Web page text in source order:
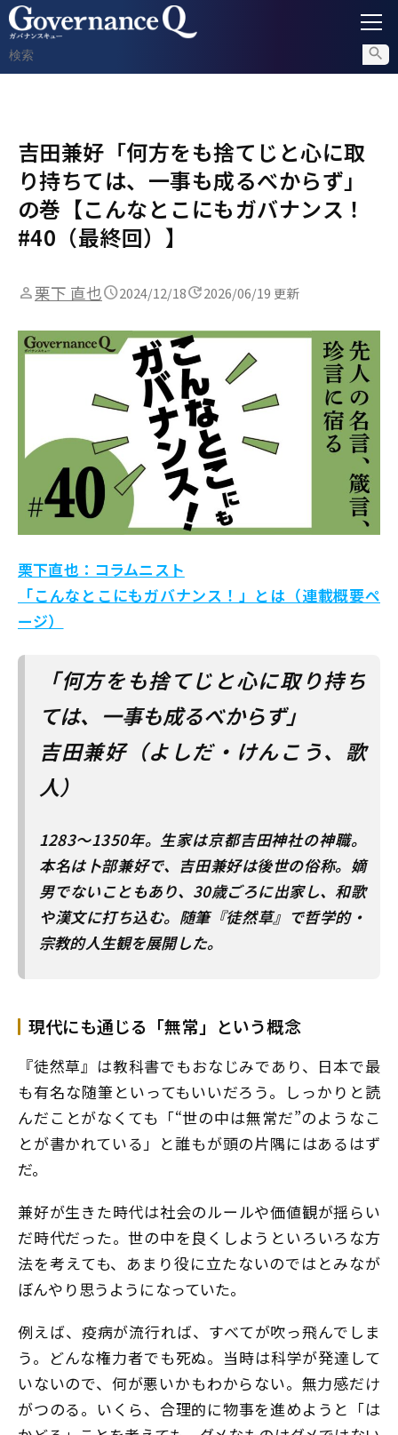
内部通報
コンプライアンス調査
不正対策
セミナー情報
吉田兼好「何方をも捨てじと心に取
り持ちては、一事も成るべからず」
の巻【こんなとこにもガバナンス！
#40（最終回）】
栗下 直也 2024/12/18 2026/06/19 更新
栗下直也：コラムニスト
「こんなとこにもガバナンス！」とは（連載概要ペ
ージ）
「何方をも捨てじと心に取り持ち
ては、一事も成るべからず」
吉田兼好（よしだ・けんこう、歌
人）
1283～1350年。生家は京都吉田神社の神職。
本名は卜部兼好で、吉田兼好は後世の俗称。嫡
男でないこともあり、30歳ごろに出家し、和歌
や漢文に打ち込む。随筆『徒然草』で哲学的・
宗教的人生観を展開した。
現代にも通じる「無常」という概念
『徒然草』は教科書でもおなじみであり、日本で最
も有名な随筆といってもいいだろう。しっかりと読
んだことがなくても「“世の中は無常だ”のようなこ
とが書かれている」と誰もが頭の片隅にはあるはず
だ。
兼好が生きた時代は社会のルールや価値観が揺らい
だ時代だった。世の中を良くしようといろいろな方
法を考えても、あまり役に立たないのではとみなが
ぼんやり思うようになっていた。
例えば、疫病が流行れば、すべてが吹っ飛んでしま
う。どんな権力者でも死ぬ。当時は科学が発達して
いないので、何が悪いかもわからない。無力感だけ
がつのる。いくら、合理的に物事を進めようと「は